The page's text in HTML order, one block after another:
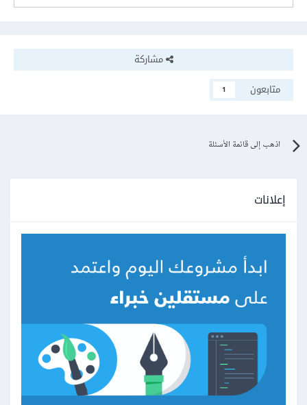
مشاركة
متابعون
1
اذهب إلى قائمة الأسئلة
إعلانات